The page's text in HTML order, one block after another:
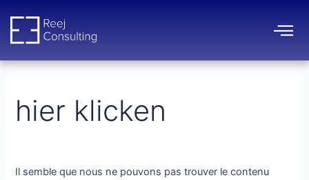
contenu
hier klicken
Il semble que nous ne pouvons pas trouver le contenu